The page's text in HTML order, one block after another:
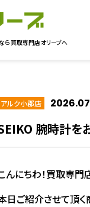
ら 買取専門店オリーブへ
アルク小郡店
腕時計を
んにちわ！買取専
日ご紹介させて頂く